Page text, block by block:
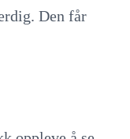
Den får